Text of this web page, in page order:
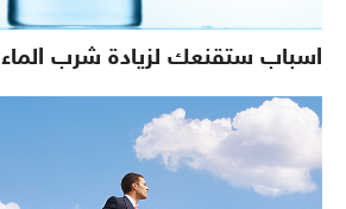
اسباب ستقنعك لزيادة شرب الماء